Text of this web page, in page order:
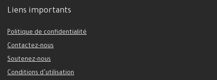
Liens importants
Politique de confidentialité
Contactez-nous
Soutenez-nous
Conditions d’utilisation